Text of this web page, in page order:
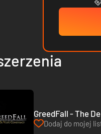
GreedFall - The
Dodaj do mojej